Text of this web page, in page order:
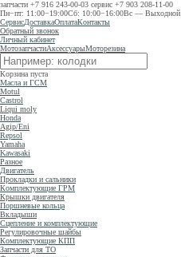
запчасти +7 916 243-00-03 сервис +7 903 208-11-00
Пн−пт: 11:00−19:00Сб: 10:00−16:00Вс — Выходной
СервисДоставкаОплатаКонтакты
Обратный звонок
Личный кабинет
МотозапчастиАксессуарыМоторезина
Корзина пуста
Масла и ГСМ
Motul
Castrol
Liqui moly
Honda
Agip/Eni
Repsol
Yamaha
Kawasaki
Разное
Двигатель
Прокладки и сальники
Комплектующие ГРМ
Крышки двигателя
Поршневые кольца
Вкладыши
Сцепление и комплектующие
Регулировочные шайбы
Комплектующие КПП
Запчасти для ТО